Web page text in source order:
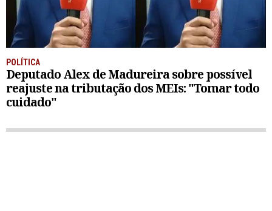
POLÍTICA
Deputado Alex de Madureira sobre possível
reajuste na tributação dos MEIs: "Tomar todo
cuidado"